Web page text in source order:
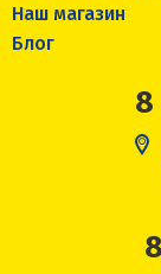
Наш магазин
Блог
8